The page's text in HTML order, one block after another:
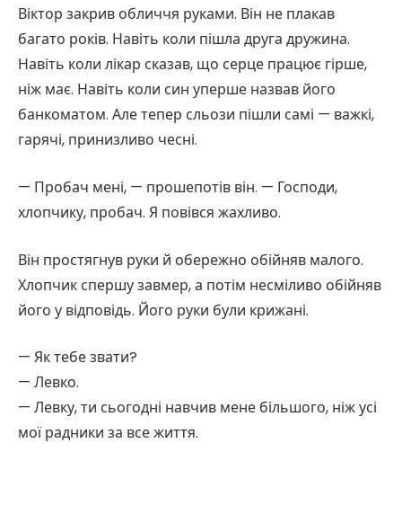
Віктор закрив обличчя руками. Він не плакав
багато років. Навіть коли пішла друга дружина.
Навіть коли лікар сказав, що серце працює гірше,
ніж має. Навіть коли син уперше назвав його
банкоматом. Але тепер сльози пішли самі — важкі,
гарячі, принизливо чесні.
— Пробач мені, — прошепотів він. — Господи,
хлопчику, пробач. Я повівся жахливо.
Він простягнув руки й обережно обійняв малого.
Хлопчик спершу завмер, а потім несміливо обійняв
його у відповідь. Його руки були крижані.
— Як тебе звати?
— Левко.
— Левку, ти сьогодні навчив мене більшого, ніж усі
мої радники за все життя.